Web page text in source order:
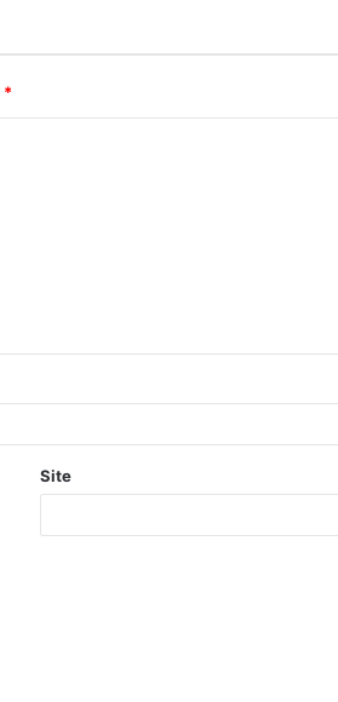
*
Site